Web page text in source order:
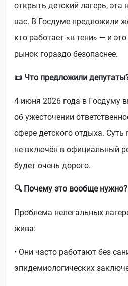
открыть детский лагерь, эта
вас. В Госдуме предложили
кто работает «в тени» — и
рынок гораздо безопаснее.
📜 Что предложили
4 июня 2026 года в Госдуму
об ужесточении
сфере детского отдыха. Суть
не включён в официальный
будет очень дорого.
🔍 Почему это вообще нужно?
Проблема нелегальных
жива:
• Они часто работают без
эпидемиологических